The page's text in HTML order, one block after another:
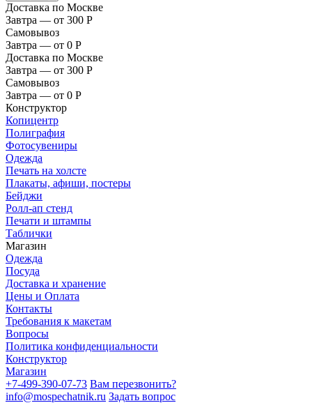
Доставка по Москве
Завтра — от 300 Р
Самовывоз
Завтра — от 0 Р
Доставка по Москве
Завтра — от 300 Р
Самовывоз
Завтра — от 0 Р
Конструктор
Копицентр
Полиграфия
Фотосувениры
Одежда
Печать на холсте
Плакаты, афиши, постеры
Бейджи
Ролл-ап стенд
Печати и штампы
Таблички
Магазин
Одежда
Посуда
Доставка и хранение
Цены и Оплата
Контакты
Требования к макетам
Вопросы
Политика конфиденциальности
Конструктор
Магазин
+7-499-390-07-73 Вам перезвонить?
info@mospechatnik.ru Задать вопрос